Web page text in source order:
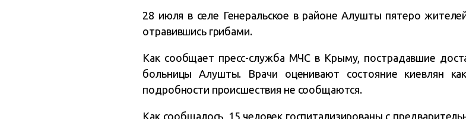
28 июля в селе Генеральское в районе Алушты пятеро
отравившись грибами.
Как сообщает пресс-служба МЧС в Крыму, пострадавшие
больницы Алушты. Врачи оценивают состояние киевлян
подробности происшествия не сообщаются.
Как сообщалось, 15 человек госпитализированы с